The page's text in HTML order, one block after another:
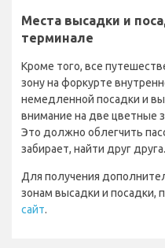
Места высадки и
терминале
Кроме того, все
зону на форкурте
немедленной посадки и
внимание на две цветные
Это должно облегчить
забирает, найти друг друга.
Для получения
зонам высадки и посадки,
сайт.